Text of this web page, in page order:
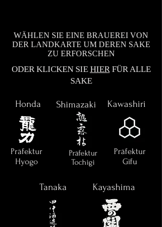
WÄHLEN SIE EINE BRAUEREI VON
DER LANDKARTE UM DEREN SAKE
ZU ERFORSCHEN
ODER KLICKEN SIE HIERFÜR ALLE
SAKE
Honda Shimazaki Kawashiri
Präfektur
Hyogo
Präfektur
Tochigi
Präfektur
Gifu
Tanaka Kayashima